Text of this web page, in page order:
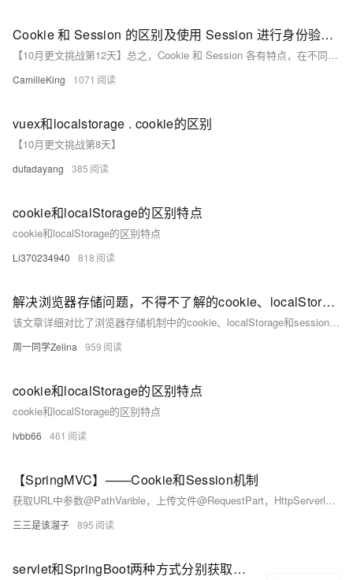
Cookie 和 Session 的区别及使用 Session 进行身份验证的方法
【10月更文挑战第12天】总之，Cookie 和 Session 各有特点，在不同的场景中发挥着不同的作用。使用 Session 进行身份验证是常见的做法，通过合理的设计和管理，可以确保用户身份的安全和可靠验证。
CamilleKing 1071
vuex和localstorage . cookie的区别
【10月更文挑战第8天】
dufadayang 385
cookie和localStorage的区别特点
cookie和localStorage的区别特点
Li370234940 818
解决浏览器存储问题，不得不了解的cookie、localStorage和sessionStorage
该文章详细对比了浏览器存储机制中的cookie、localStorage和sessionStorage的不同之处，以及各自的适用场景。
周一同学Zelina 959
cookie和localStorage的区别特点
cookie和localStorage的区别特点
lvbb66 461
【SpringMVC】——Cookie和Session机制
获取URL中参数@PathVarible，上传文件@RequestPart，HttpServerlet（getCookies()方法，getAttribute方法，setAttribute方法，）HttpSession(getAttribute方法)，@SessionAttribute
三三是该溜子 895
servlet和SpringBoot两种方式分别获取Cookie和Session方式比较（带源码） —— 图文并茂 两种方式获取Header